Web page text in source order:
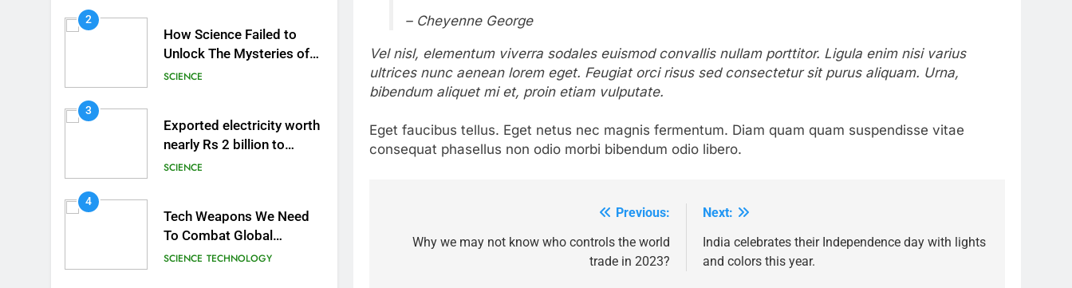
2
How Science Failed to
Unlock The Mysteries of
the Human Brain
SCIENCE
3
Exported electricity worth
nearly Rs 2 billion to
Europe
SCIENCE
4
Tech Weapons We Need
To Combat Global
Warming
SCIENCE TECHNOLOGY
– Cheyenne George
Vel nisl, elementum viverra sodales euismod convallis nullam porttitor. Ligula enim nisi varius
ultrices nunc aenean lorem eget. Feugiat orci risus sed consectetur sit purus aliquam. Urna,
bibendum aliquet mi et, proin etiam vulputate.
Eget faucibus tellus. Eget netus nec magnis fermentum. Diam quam quam suspendisse vitae
consequat phasellus non odio morbi bibendum odio libero.
navigation
Previous:
Why we may not know who controls the world
trade in 2023?
Next:
India celebrates their Independence day with lights
and colors this year.